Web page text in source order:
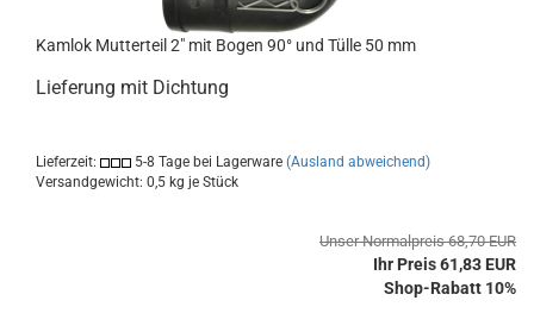
Kamlok Mutterteil 2" mit Bogen 90° und Tülle 50 mm
Lieferung mit Dichtung
Lieferzeit: 5-8 Tage bei Lagerware (Ausland abweichend)
Versandgewicht: 0,5 kg je Stück
Unser Normalpreis 68,70 EUR
Ihr Preis 61,83 EUR
Shop-Rabatt 10%